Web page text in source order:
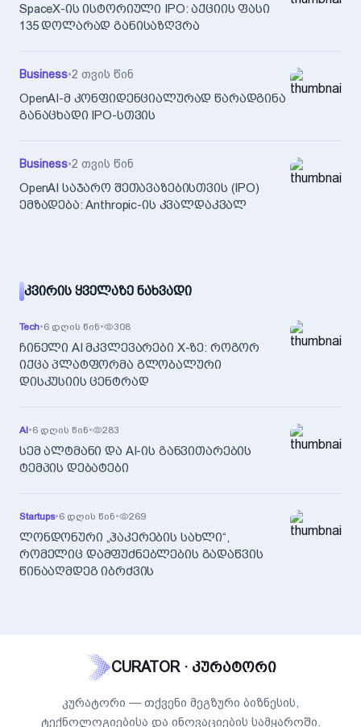
SpaceX-ის ისტორიული IPO: აქციის ფასი
135 დოლარად განისაზღვრა
Business•2 თვის წინ
OpenAI-მ კონფიდენციალურად წარადგინა
განაცხადი IPO-სთვის
Business•2 თვის წინ
OpenAI საჯარო შეთავაზებისთვის (IPO)
ემზადება: Anthropic-ის კვალდაკვალ
ᲙᲕᲘᲠᲘᲡ ᲧᲕᲔᲚᲐᲖᲔ ᲜᲐᲮᲕᲐᲓᲘ
Tech•6 დღის წინ• 308
ჩინელი AI მკვლევარები X-ზე: როგორ
იქცა პლატფორმა გლობალური
დისკუსიის ცენტრად
AI•6 დღის წინ• 283
სემ ალტმანი და AI-ის განვითარების
ტემპის დებატები
Startups•6 დღის წინ• 269
ლონდონური „ჰაკერების სახლი“,
რომელიც დამფუძნებლების გადაწვის
წინააღმდეგ იბრძვის
CURATOR · კურატორი
კურატორი — თქვენი მეგზური ბიზნესის,
ტექნოლოგიებისა და ინოვაციების სამყაროში.